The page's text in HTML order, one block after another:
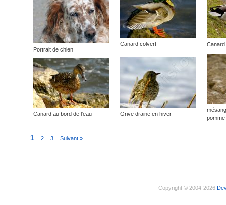
Portrait de chien
Canard colvert
Canard au bord de l'eau Grive draine en hiver
pomme
1 2 3 Suivant »
Copyright © 2004-2026